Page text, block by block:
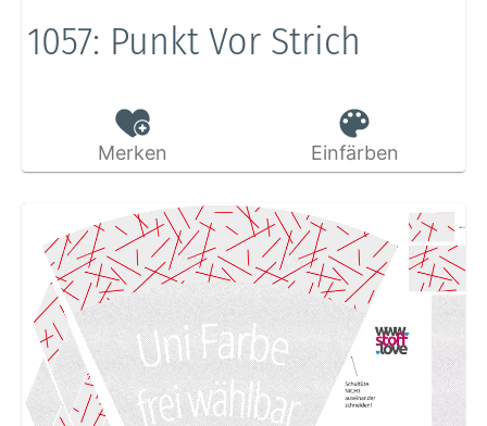
1057: Punkt Vor Strich
Merken Einfärben